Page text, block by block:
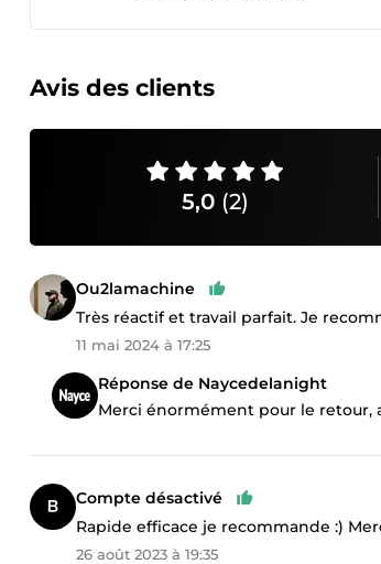
Avis des clients
5,0 (2)
Ou2lamachine
Très réactif et travail parfait. Je
11 mai 2024 à 17:25
Réponse de Naycedelanight
Merci énormément pour le retour,
Compte désactivé
Rapide efficace je recommande :)
26 août 2023 à 19:35